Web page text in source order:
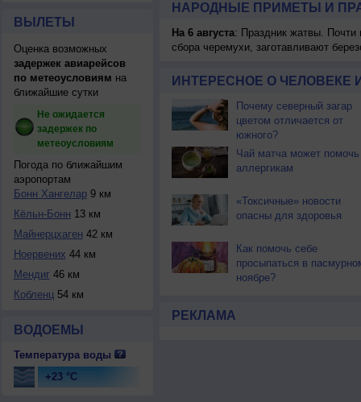
ВЫЛЕТЫ
Оценка возможных
задержек авиарейсов
по метеоусловиям на
ближайшие сутки
Не ожидается
задержек по
метеоусловиям
Погода по ближайшим
аэропортам
Бонн Хангелар9 км
Кёльн-Бонн 13 км
Майнерцхаген 42 км
Ноервених 44 км
Мендиг 46 км
Кобленц54 км
ВОДОЕМЫ
Температура воды
+23 °C
НАРОДНЫЕ ПРИМЕТЫ И
На 6 августа: Праздник жатвы. Почти
сбора черемухи, заготавливают
ИНТЕРЕСНОЕ О ЧЕЛОВЕКЕ
Почему северный загар
цветом отличается от
южного?
Чай матча может помочь
аллергикам
«Токсичные» новости
опасны для здоровья
Как помочь себе
просыпаться в
ноябре?
РЕКЛАМА